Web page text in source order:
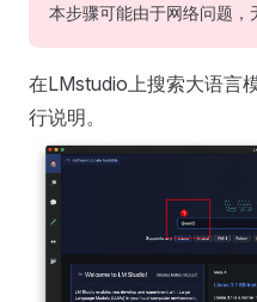
本步骤可能由于网络问题，
在LMstudio上搜索大语言
行说明。